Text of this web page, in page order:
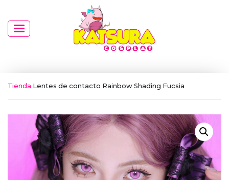
Tienda Lentes de contacto Rainbow Shading Fucsia